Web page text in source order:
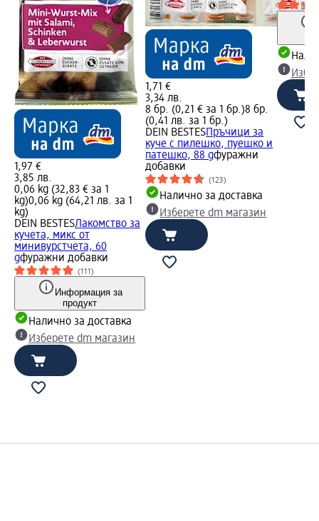
1,97 €
3,85 лв.
0,06 kg (32,83 € за 1
kg)0,06 kg (64,21 лв. за 1
kg)
DEIN BESTESЛакомство за
кучета, микс от
минивурстчета, 60
gфуражни добавки
(111)
Информация за
продукт
Налично за доставка
Изберете dm магазин
1,71 €
3,34 лв.
8 бр. (0,21 € за 1 бр.)8 бр.
(0,41 лв. за 1 бр.)
DEIN BESTESПръчици за
куче с пилешко, пуешко и
патешко, 88 gфуражни
добавки
(123)
Налично за доставка
Изберете dm магазин